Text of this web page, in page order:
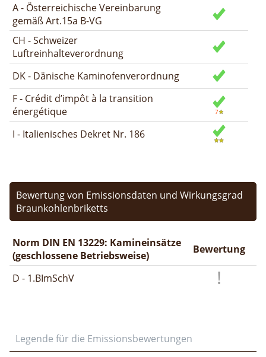
A - Österreichische Vereinbarung
gemäß Art.15a B-VG
CH - Schweizer
Luftreinhalteverordnung
DK - Dänische Kaminofenverordnung
F - Crédit d’impôt à la transition
énergétique
I - Italienisches Dekret Nr. 186
Bewertung von Emissionsdaten und Wirkungsgrad
Braunkohlenbriketts
Norm DIN EN 13229: Kamineinsätze
(geschlossene Betriebsweise)
Bewertung
D - 1.BImSchV
Legende für die Emissionsbewertungen